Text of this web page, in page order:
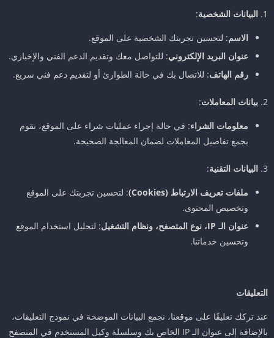
البيانات الشخصية:
الاسم: لتحسين تجربتك الشخصية على الموقع.
عنوان البريد الإلكتروني: للتواصل معك وتقديم الدعم الفني والإخباري.
رقم الهاتف: للاتصال بك في حالة الطوارئ أو لتقديم دعم فني سريع.
بيانات المعاملات:
معلومات الشراء: في حالة إجراء عمليات شراء على الموقع، نقوم
بجمع تفاصيل المعاملات لضمان المعالجة الصحيحة.
البيانات التقنية:
ملفات تعريف الارتباط (Cookies)
: لتحسين تجربتك على الموقع
وتخصيص المحتوى.
عنوان الـ IP، نوع المتصفح، ونظام التشغيل
: لتحليل استخدام الموقع
وتحسين خدماتنا.
التعليقات
عند تركك تعليقًا على موقعنا، نجمع البيانات الموضحة في نموذج التعليقات،
بالإضافة إلى عنوان الـ IP الخاص بك وسلسلة وكيل المستخدم في المتصفح